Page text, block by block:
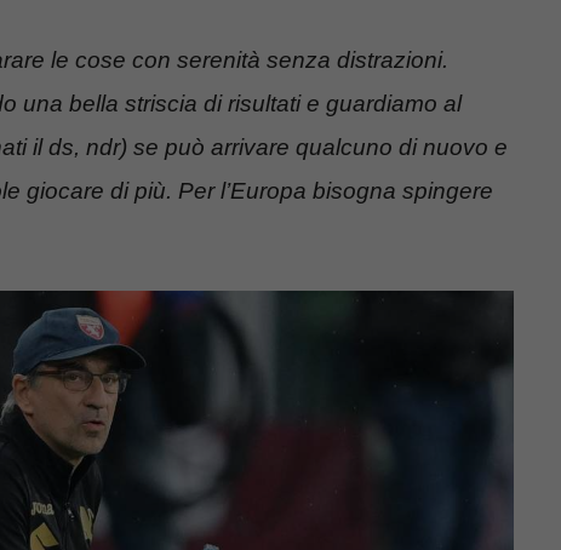
le cose con serenità senza distrazioni.
una bella striscia di risultati e guardiamo al
il ds, ndr) se può arrivare qualcuno di nuovo e
giocare di più. Per l’Europa bisogna spingere